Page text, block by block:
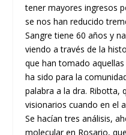
tener mayores ingresos
se nos han reducido
Sangre tiene 60 años y
viendo a través de la
que han tomado
ha sido para la
palabra a la dra. Ribotta,
visionarios cuando en el
Se hacían tres análisis,
molecular en Rosario,